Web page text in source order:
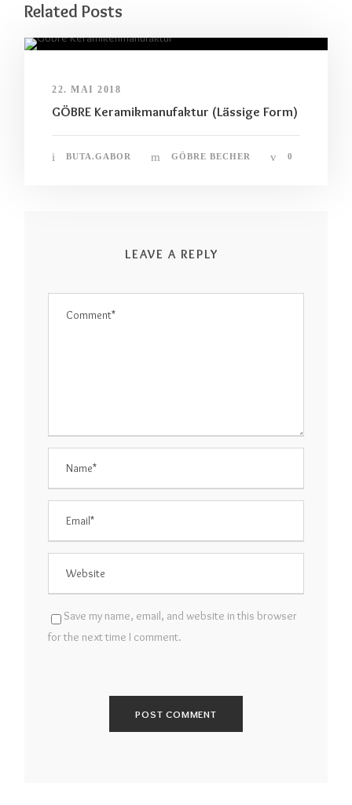
Related Posts
22. MAI 2018
GÖBRE Keramikmanufaktur (Lässige Form)
BUTA.GABOR GÖBRE BECHER 0
LEAVE A REPLY
Save my name, email, and website in this browser
for the next time I comment.